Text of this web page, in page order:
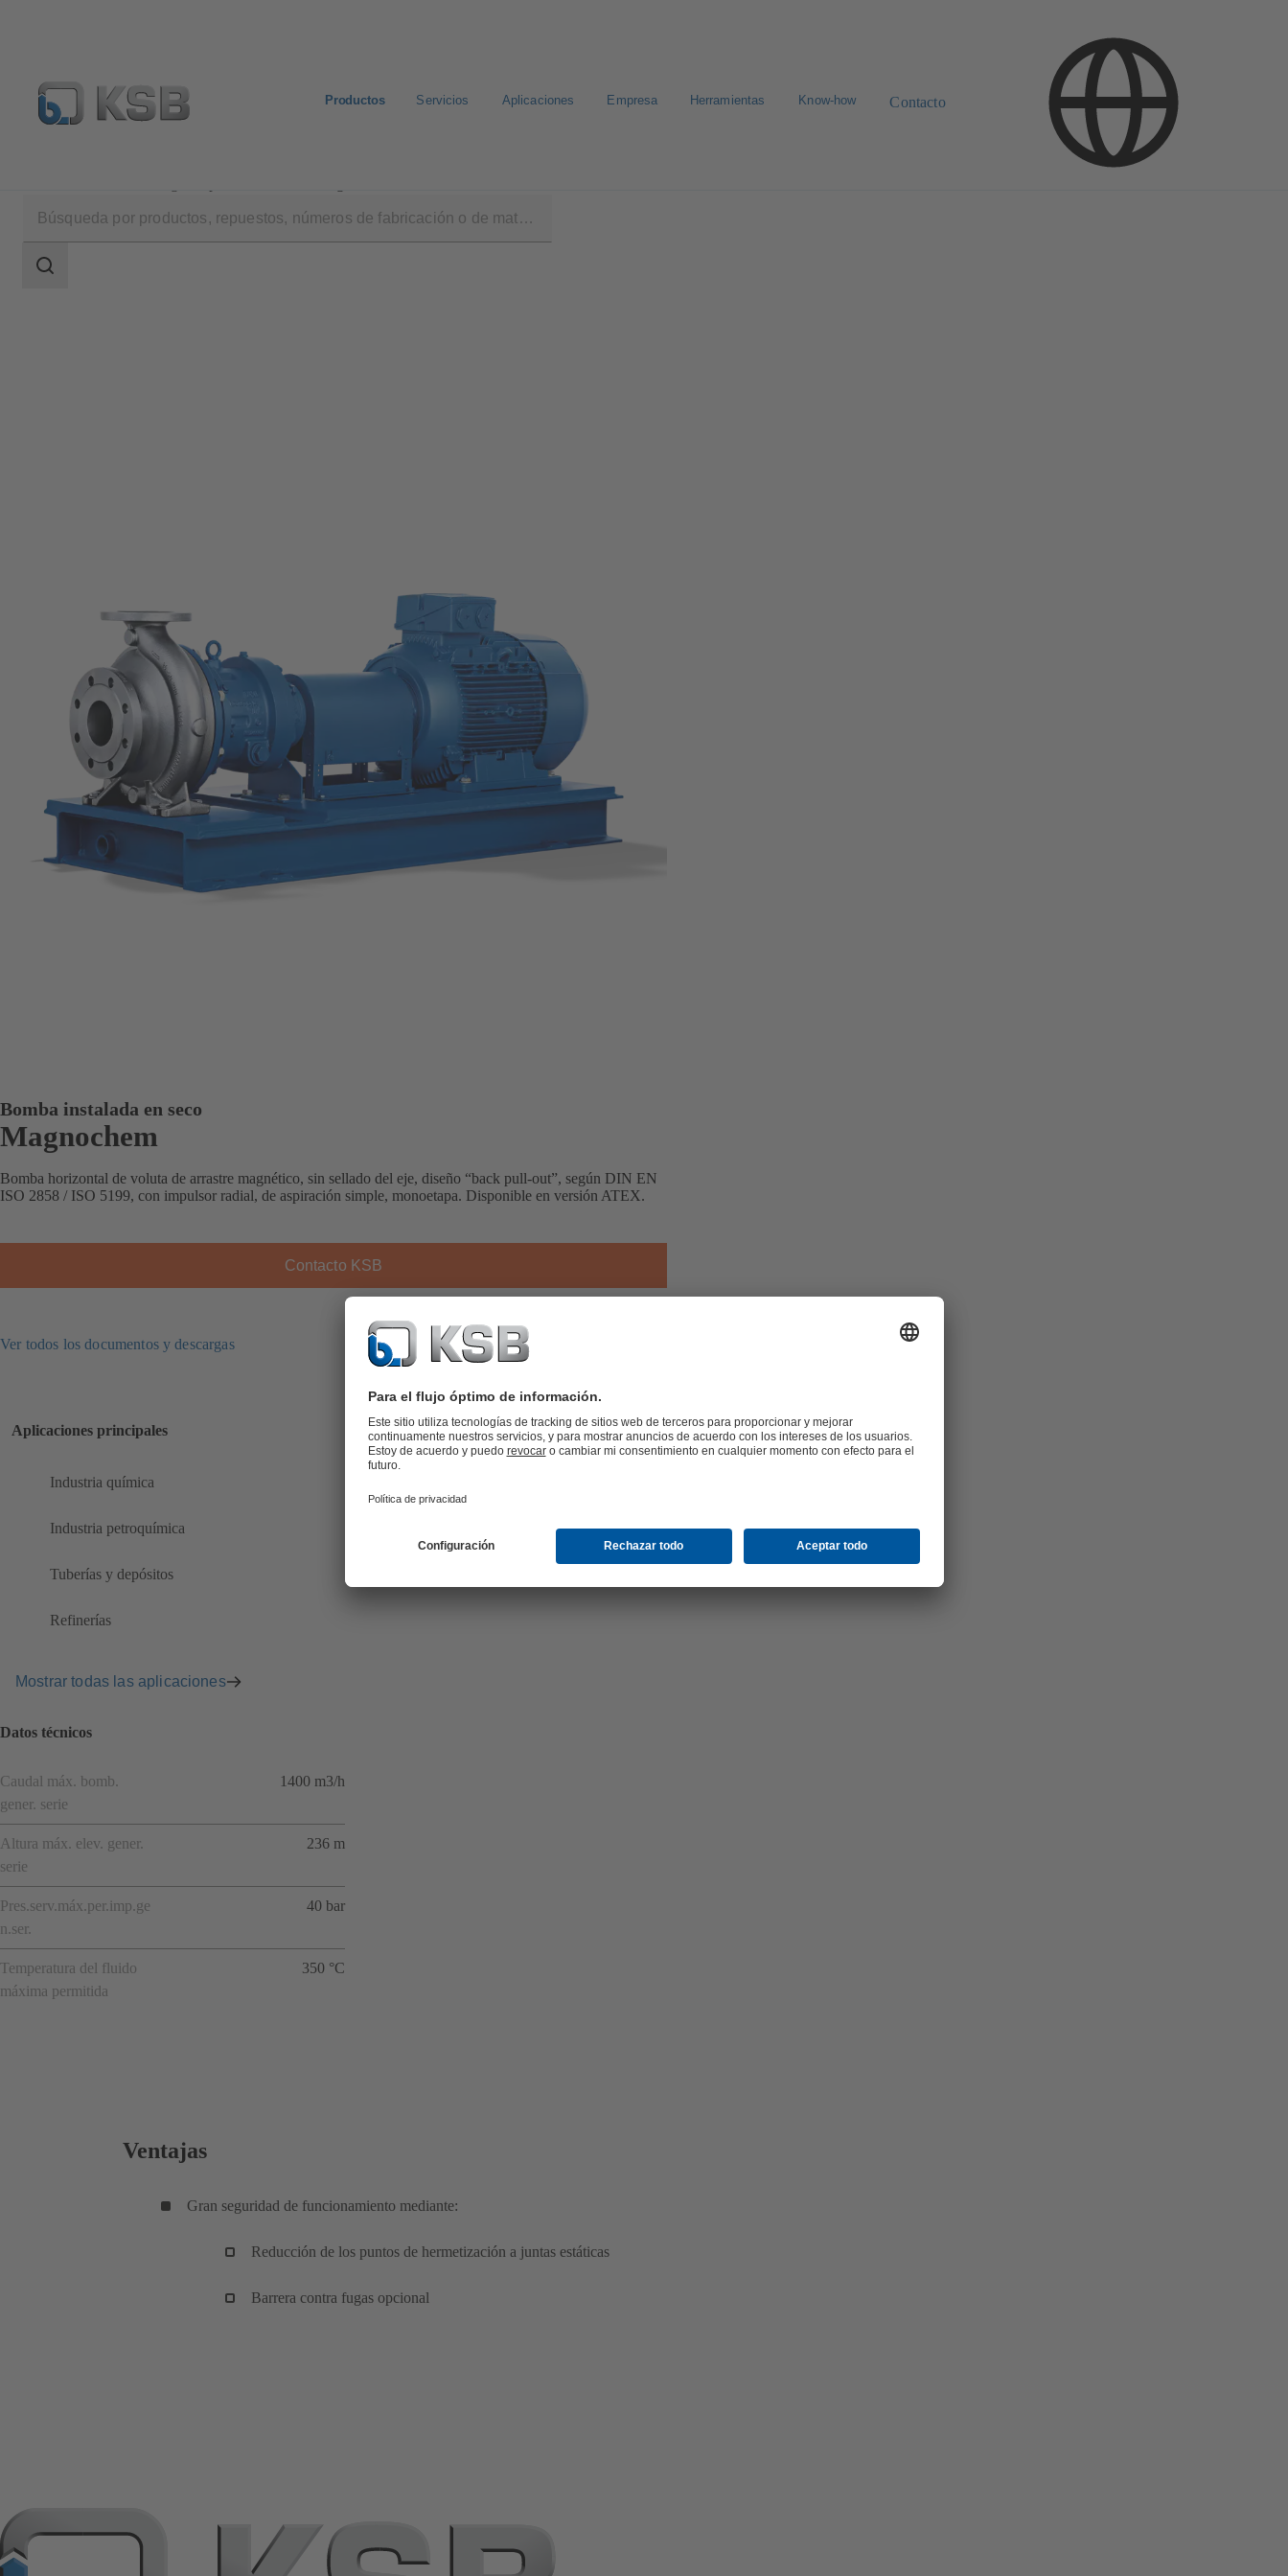
Productos Servicios Aplicaciones Empresa Herramientas Know-how Contacto
Área
Bomba instalada en seco
Magnochem
Bomba horizontal de voluta de arrastre magnético, sin sellado del eje, diseño “back pull-out”, según DIN EN
ISO 2858 / ISO 5199, con impulsor radial, de aspiración simple, monoetapa. Disponible en versión ATEX.
Contacto KSB
Ver todos los documentos y descargas
Aplicaciones principales
Industria química
Industria petroquímica
Tuberías y depósitos
Refinerías
Mostrar todas las aplicaciones
Datos técnicos
Caudal máx. bomb.
gener. serie
1400 m3/h
Altura máx. elev. gener.
serie
236 m
Pres.serv.máx.per.imp.ge
n.ser.
40 bar
Temperatura del fluido
máxima permitida
350 °C
Ventajas
Gran seguridad de funcionamiento mediante:
Reducción de los puntos de hermetización a juntas estáticas
Barrera contra fugas opcional